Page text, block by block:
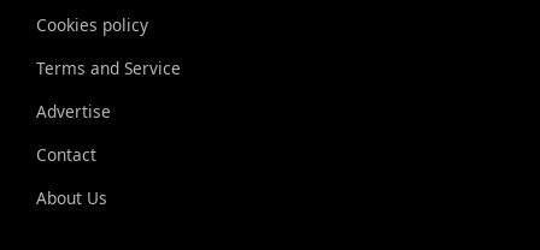
Cookies policy
Terms and Service
Advertise
Contact
About Us